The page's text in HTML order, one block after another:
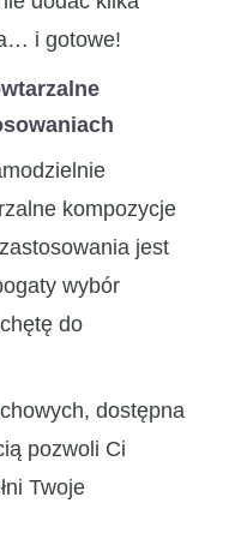
i gotowe!
kompozycje
jest
wybór
do
dostępna
pozwoli Ci
Twoje